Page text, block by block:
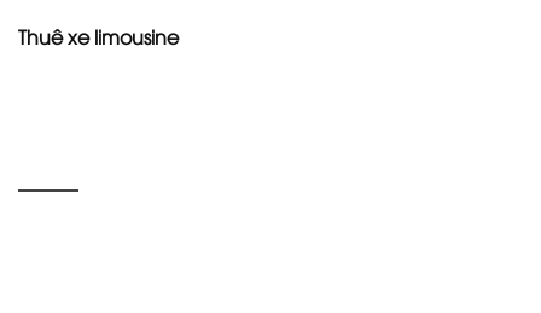
Thuê xe limousine